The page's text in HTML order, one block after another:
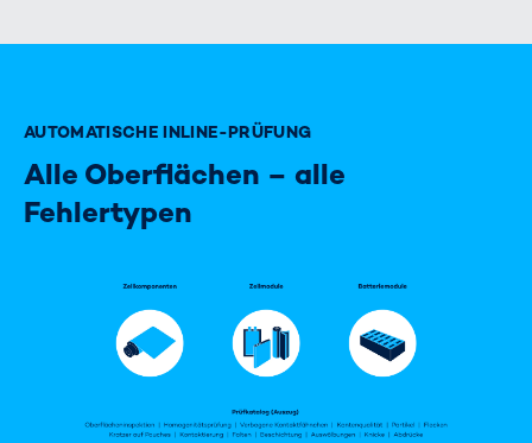
AUTOMATISCHE INLINE-PRÜFUNG
Alle Oberflächen – alle
Fehlertypen